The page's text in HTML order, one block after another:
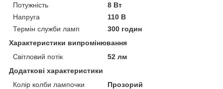
Потужність
8 Вт
Напруга
110 В
Термін служби ламп
300 годин
Характеристики випромінювання
Світловий потік
52 лм
Додаткові характеристики
Колір колби лампочки
Прозорий